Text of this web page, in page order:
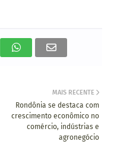
MAIS RECENTE
Rondônia se destaca com
crescimento econômico no
comércio, indústrias e
agronegócio